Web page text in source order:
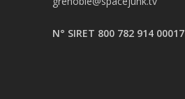
N° SIRET 800 782 914 00017